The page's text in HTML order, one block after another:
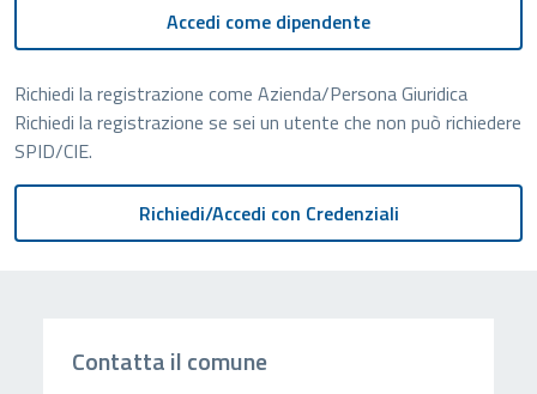
Accedi come dipendente
Richiedi la registrazione come Azienda/Persona Giuridica
Richiedi la registrazione se sei un utente che non può richiedere
SPID/CIE.
Contatta il comune